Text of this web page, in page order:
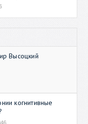
Высоцкий
когнитивные